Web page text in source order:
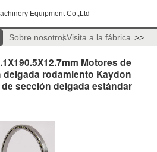
Equipment Co.,Ltd
Sobre nosotrosVisita a la fábrica >>
Motores de
rodamiento Kaydon
sección delgada estándar